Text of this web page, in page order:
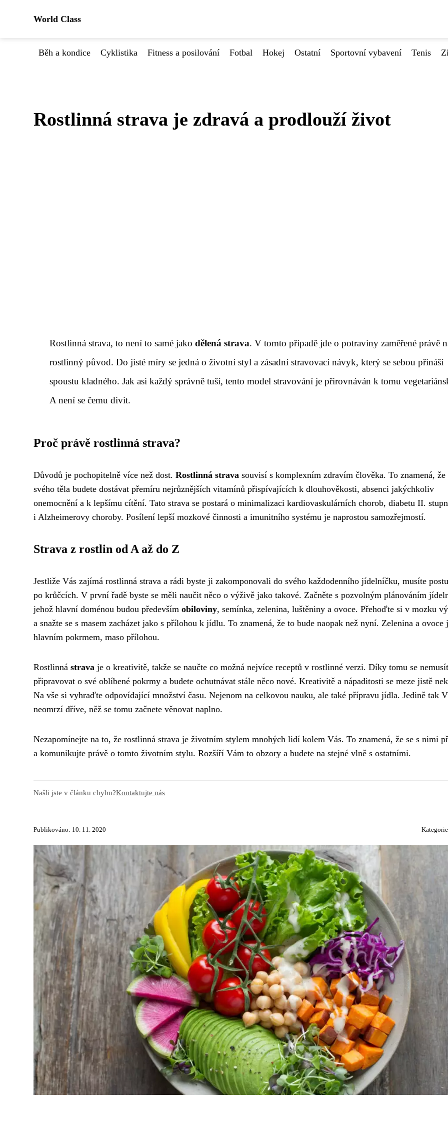
World Class
Běh a kondice Cyklistika Fitness a posilování Fotbal Hokej Ostatní Sportovní vybavení Tenis
Rostlinná strava je zdravá a prodlouží život
Rostlinná strava, to není to samé jako dělená strava. V tomto případě jde o potraviny zaměřené právě
rostlinný původ. Do jisté míry se jedná o životní styl a zásadní stravovací návyk, který se sebou přináší
spoustu kladného. Jak asi každý správně tuší, tento model stravování je přirovnáván k tomu
A není se čemu divit.
Proč právě rostlinná strava?
Důvodů je pochopitelně více než dost. Rostlinná strava souvisí s komplexním zdravím člověka. To znamená, že
svého těla budete dostávat přemíru nejrůznějších vitamínů přispívajících k dlouhověkosti, absenci jakýchkoliv
onemocnění a k lepšímu cítění. Tato strava se postará o minimalizaci kardiovaskulárních chorob, diabetu II.
i Alzheimerovy choroby. Posílení lepší mozkové činnosti a imunitního systému je naprostou samozřejmostí.
Strava z rostlin od A až do Z
Jestliže Vás zajímá rostlinná strava a rádi byste ji zakomponovali do svého každodenního jídelníčku, musíte
po krůčcích. V první řadě byste se měli naučit něco o výživě jako takové. Začněte s pozvolným plánováním
jehož hlavní doménou budou především obiloviny, semínka, zelenina, luštěniny a ovoce. Přehoďte si v mozku
a snažte se s masem zacházet jako s přílohou k jídlu. To znamená, že to bude naopak než nyní. Zelenina a ovoce
hlavním pokrmem, maso přílohou.
Rostlinná strava je o kreativitě, takže se naučte co možná nejvíce receptů v rostlinné verzi. Díky tomu se
připravovat o své oblíbené pokrmy a budete ochutnávat stále něco nové. Kreativitě a nápaditosti se meze jistě
Na vše si vyhraďte odpovídající množství času. Nejenom na celkovou nauku, ale také přípravu jídla. Jedině tak
neomrzí dříve, něž se tomu začnete věnovat naplno.
Nezapomínejte na to, že rostlinná strava je životním stylem mnohých lidí kolem Vás. To znamená, že se s nimi
a komunikujte právě o tomto životním stylu. Rozšíří Vám to obzory a budete na stejné vlně s ostatními.
Našli jste v článku chybu?Kontaktujte nás
Publikováno: 10. 11. 2020